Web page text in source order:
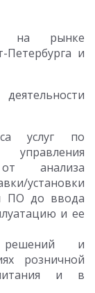
на рынке
Петербурга и
услуг по
анализа
установки
ПО до ввода
и ее
решений и
розничной
и в